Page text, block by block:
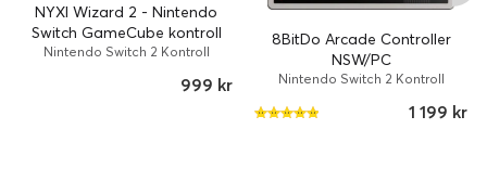
NYXI Wizard 2 - Nintendo
Switch GameCube kontroll
Nintendo Switch 2 Kontroll
999 kr
8BitDo Arcade Controller
NSW/PC
Nintendo Switch 2 Kontroll
1 199 kr